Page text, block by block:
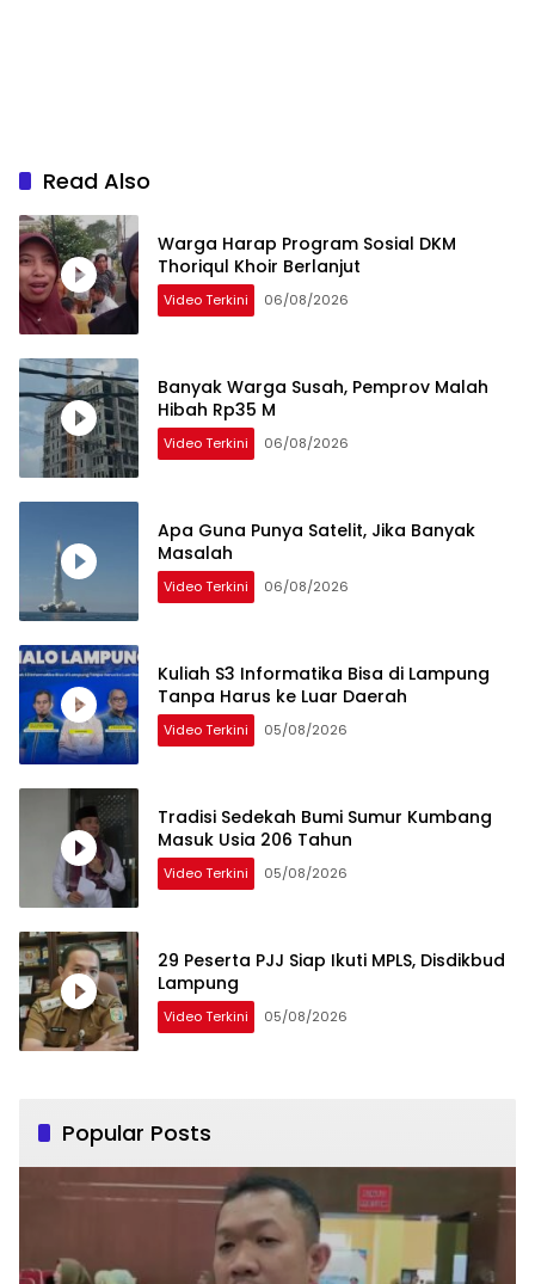
Read Also
Warga Harap Program Sosial DKM
Thoriqul Khoir Berlanjut
Video Terkini 06/08/2026
Banyak Warga Susah, Pemprov Malah
Hibah Rp35 M
Video Terkini 06/08/2026
Apa Guna Punya Satelit, Jika Banyak
Masalah
Video Terkini 06/08/2026
Kuliah S3 Informatika Bisa di Lampung
Tanpa Harus ke Luar Daerah
Video Terkini 05/08/2026
Tradisi Sedekah Bumi Sumur Kumbang
Masuk Usia 206 Tahun
Video Terkini 05/08/2026
29 Peserta PJJ Siap Ikuti MPLS, Disdikbud
Lampung
Video Terkini 05/08/2026
Popular Posts